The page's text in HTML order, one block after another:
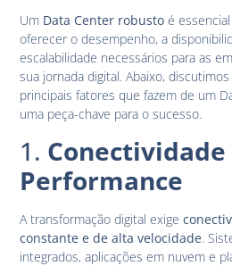
Um Data Center robusto é
oferecer o desempenho, a
escalabilidade necessários para as
sua jornada digital. Abaixo, discutimos
principais fatores que fazem de um
uma peça-chave para o sucesso.
1. Conectividade
Performance
A transformação digital exige
constante e de alta velocidade.
integrados, aplicações em nuvem e